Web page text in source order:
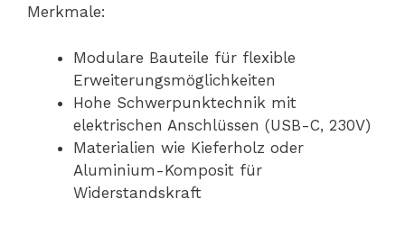
Merkmale:
Modulare Bauteile für flexible
Erweiterungsmöglichkeiten
Hohe Schwerpunktechnik mit
elektrischen Anschlüssen (USB-C, 230V)
Materialien wie Kieferholz oder
Aluminium-Komposit für
Widerstandskraft